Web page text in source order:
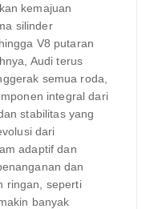
kemajuan
silinder
V8 putaran
Audi terus
semua roda,
integral dari
stabilitas yang
dari
adaptif dan
dan
ringan, seperti
banyak